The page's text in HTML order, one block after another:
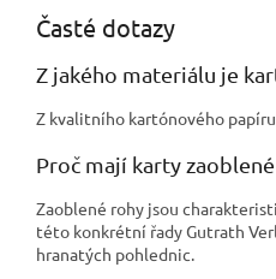
Časté dotazy
Z jakého materiálu je
Z kvalitního kartónového
Proč mají karty
Zaoblené rohy jsou
této konkrétní řady Gutrath
hranatých pohlednic.